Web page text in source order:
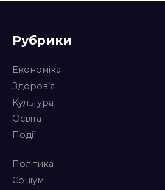
Рубрики
Економіка
Здоров’я
Культура
Освіта
Події
Політика
Соціум